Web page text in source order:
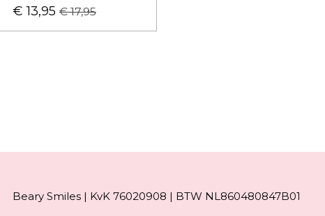
€ 13,95 € 17,95
Beary Smiles | KvK 76020908 | BTW NL860480847B01